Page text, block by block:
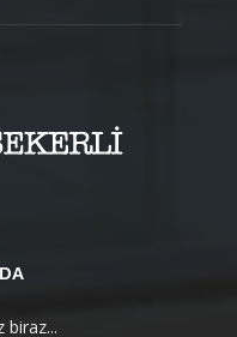
biraz...